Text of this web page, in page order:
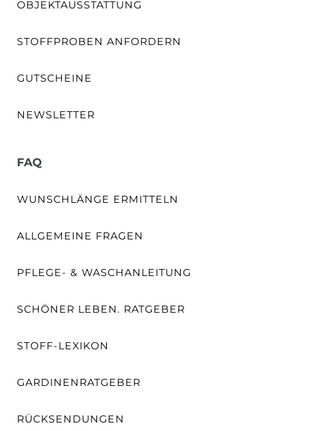
OBJEKTAUSSTATTUNG
STOFFPROBEN ANFORDERN
GUTSCHEINE
NEWSLETTER
FAQ
WUNSCHLÄNGE ERMITTELN
ALLGEMEINE FRAGEN
PFLEGE- & WASCHANLEITUNG
SCHÖNER LEBEN. RATGEBER
STOFF-LEXIKON
GARDINENRATGEBER
RÜCKSENDUNGEN